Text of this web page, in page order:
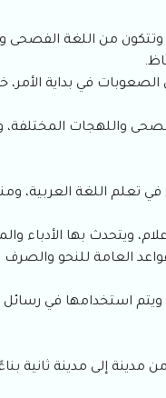
من اللغة الفصحى
في بداية الأمر،
واللهجات
تعلم اللغة العربية،
ويتحدث بها الأدباء
العامة للنحو
استخدامها في رسائل
إلى مدينة ثانية